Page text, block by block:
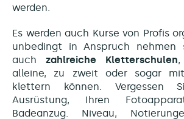
werden.
Es werden auch Kurse von Profis
unbedingt in Anspruch nehmen
auch zahlreiche Kletterschulen
alleine, zu zweit oder sogar
klettern können. Vergessen
Ausrüstung, Ihren
Badeanzug. Niveau,